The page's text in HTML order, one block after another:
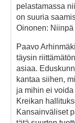
pelastamassa
on suuria
Oinonen: Niinpä
Paavo
täysin
asiaa.
kantaa siihen,
ja mihin ei voida
Kreikan
Kansainväliset